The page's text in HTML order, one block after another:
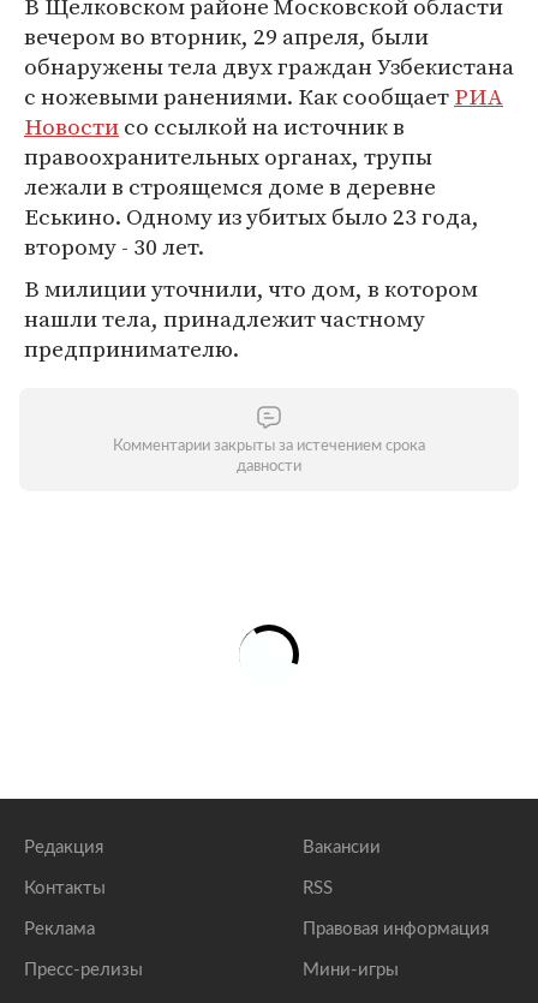
вечером во вторник, 29 апреля, были
обнаружены тела двух граждан Узбекистана
с ножевыми ранениями. Как сообщаетРИА
Новостисо ссылкой на источник в
правоохранительных органах, трупы
лежали в строящемся доме в деревне
Еськино. Одному из убитых было 23 года,
второму - 30 лет.
В милиции уточнили, что дом, в котором
нашли тела, принадлежит частному
предпринимателю.
Комментарии закрыты за истечением срока
давности
Редакция
Контакты
Реклама
Пресс-релизы
Вакансии
RSS
Правовая информация
Мини-игры